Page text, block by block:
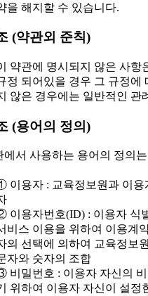
을 해지할 수 있습니다.
(약관외 준칙)
약관에 명시되지 않은 사항
정 되어있을 경우 그 규정에
않은 경우에는 일반적인 관
(용어의 정의)
에서 사용하는 용어의 정의
이용자 : 교육정보원과 이용
이용자번호(ID) : 이용자 식
비스 이용을 위하여 이용계
의 선택에 의하여 교육정보
자와 숫자의 조합
비밀번호 : 이용자 자신의
위하여 이용자 자신이 설정